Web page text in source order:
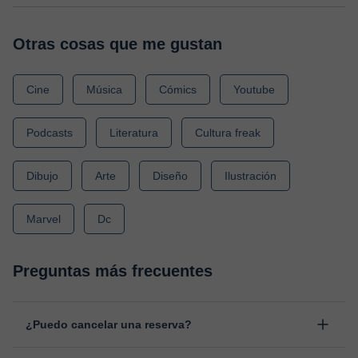
Otras cosas que me gustan
Cine Música Cómics Youtube
Podcasts Literatura Cultura freak
Dibujo Arte Diseño Ilustración
Marvel Dc
Preguntas más frecuentes
¿Puedo cancelar una reserva?